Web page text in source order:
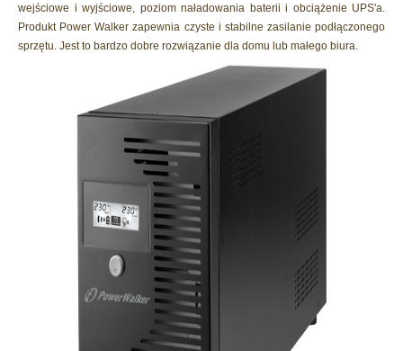
wejściowe i wyjściowe, poziom naładowania baterii i obciążenie UPS'a.
Produkt Power Walker zapewnia czyste i stabilne zasilanie podłączonego
sprzętu. Jest to bardzo dobre rozwiązanie dla domu lub małego biura.